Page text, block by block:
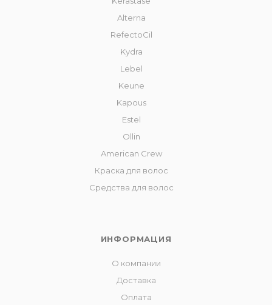
Alterna
RefectoCil
Kydra
Lebel
Keune
Kapous
Estel
Ollin
American Crew
Краска для волос
Средства для волос
ИНФОРМАЦИЯ
О компании
Доставка
Оплата